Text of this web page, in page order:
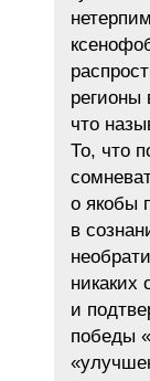
регионы
что
То, что
о якобы
в
никаких
и
победы